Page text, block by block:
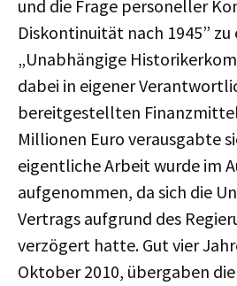
und die Frage personeller
Diskontinuität nach 1945” zu
„Unabhängige
dabei in eigener
bereitgestellten
Millionen Euro verausgabte
eigentliche Arbeit wurde im
aufgenommen, da sich die
Vertrags aufgrund des
verzögert hatte. Gut vier
Oktober 2010, übergaben